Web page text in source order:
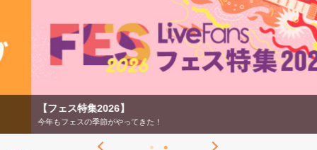
【フェス特集2026】
今年もフェスの季節がやってきた！